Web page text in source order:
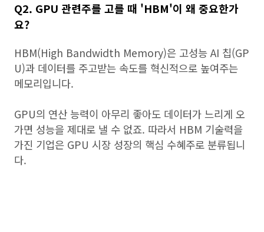
Q2. GPU 관련주를 고를 때 'HBM'이 왜 중요한가
요?
HBM(High Bandwidth Memory)은 고성능 AI 칩(GP
U)과 데이터를 주고받는 속도를 혁신적으로 높여주는
메모리입니다.
GPU의 연산 능력이 아무리 좋아도 데이터가 느리게 오
가면 성능을 제대로 낼 수 없죠. 따라서 HBM 기술력을
가진 기업은 GPU 시장 성장의 핵심 수혜주로 분류됩니
다.